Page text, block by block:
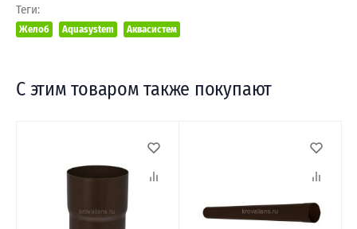
Теги:
Желоб Aquasystem Аквасистем
С этим товаром также покупают